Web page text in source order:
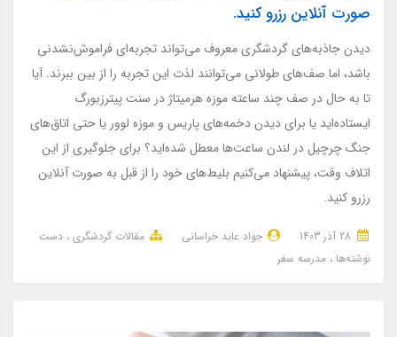
صورت آنلاین رزرو کنید.
دیدن جاذبه‌های گردشگری معروف می‌تواند تجربه‌ای فراموش‌نشدنی
باشد، اما صف‌های طولانی می‌توانند لذت این تجربه را از بین ببرند. آیا
تا به حال در صف چند ساعته موزه هرمیتاژ در سنت‌ پیترزبورگ
ایستاده‌اید یا برای دیدن دخمه‌های پاریس و موزه لوور یا حتی اتاق‌های
جنگ چرچیل در لندن ساعت‌ها معطل شده‌اید؟ برای جلوگیری از این
اتلاف وقت، پیشنهاد می‌کنیم بلیط‌های خود را از قبل به صورت آنلاین
رزرو کنید.
جواد عابد خراسانی مقالات گردشگری دست
نوشته‌ها
مدرسه سفر